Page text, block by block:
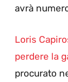
avrà
Loris
perdere la
procurato